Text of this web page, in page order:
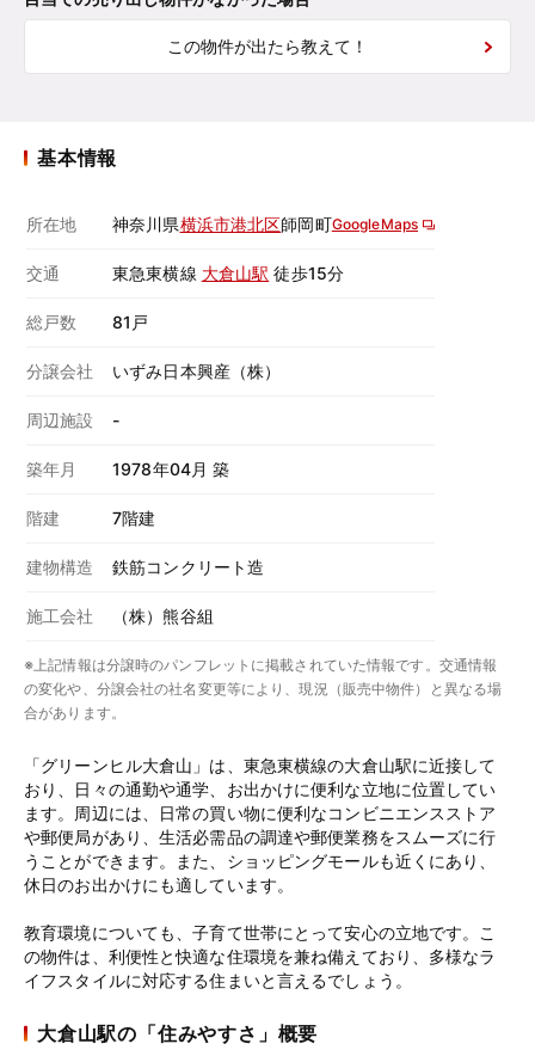
この物件が出たら教えて！
基本情報
所在地 神奈川県横浜市港北区師岡町GoogleMaps
交通 東急東横線 大倉山駅 徒歩15分
総戸数 81戸
分譲会社 いずみ日本興産（株）
周辺施設 -
築年月 1978年04月 築
階建 7階建
建物構造 鉄筋コンクリート造
施工会社 （株）熊谷組
※上記情報は分譲時のパンフレットに掲載されていた情報です。交通情報
の変化や、分譲会社の社名変更等により、現況（販売中物件）と異なる場
合があります。
「グリーンヒル大倉山」は、東急東横線の大倉山駅に近接して
おり、日々の通勤や通学、お出かけに便利な立地に位置してい
ます。周辺には、日常の買い物に便利なコンビニエンスストア
や郵便局があり、生活必需品の調達や郵便業務をスムーズに行
うことができます。また、ショッピングモールも近くにあり、
休日のお出かけにも適しています。
教育環境についても、子育て世帯にとって安心の立地です。こ
の物件は、利便性と快適な住環境を兼ね備えており、多様なラ
イフスタイルに対応する住まいと言えるでしょう。
大倉山駅の「住みやすさ」概要